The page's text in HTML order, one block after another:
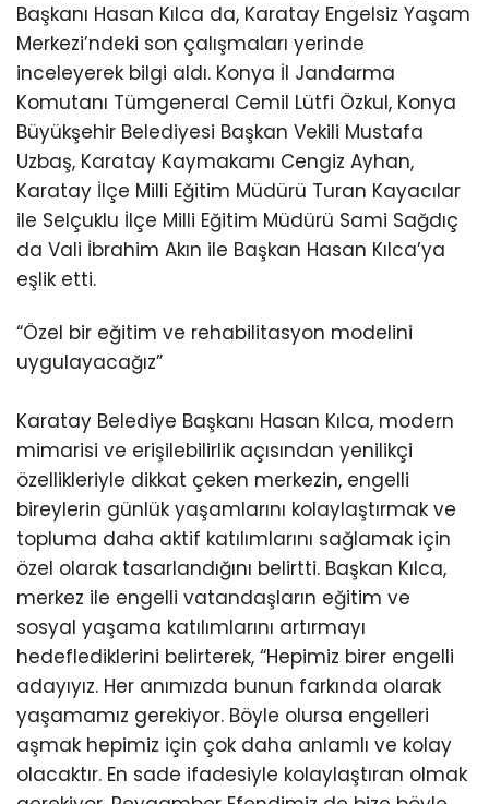
Başkanı Hasan Kılca da, Karatay Engelsiz Yaşam
Merkezi’ndeki son çalışmaları yerinde
inceleyerek bilgi aldı. Konya İl Jandarma
Komutanı Tümgeneral Cemil Lütfi Özkul, Konya
Büyükşehir Belediyesi Başkan Vekili Mustafa
Uzbaş, Karatay Kaymakamı Cengiz Ayhan,
Karatay İlçe Milli Eğitim Müdürü Turan Kayacılar
ile Selçuklu İlçe Milli Eğitim Müdürü Sami Sağdıç
da Vali İbrahim Akın ile Başkan Hasan Kılca’ya
eşlik etti.
“Özel bir eğitim ve rehabilitasyon modelini
uygulayacağız”
Karatay Belediye Başkanı Hasan Kılca, modern
mimarisi ve erişilebilirlik açısından yenilikçi
özellikleriyle dikkat çeken merkezin, engelli
bireylerin günlük yaşamlarını kolaylaştırmak ve
topluma daha aktif katılımlarını sağlamak için
özel olarak tasarlandığını belirtti. Başkan Kılca,
merkez ile engelli vatandaşların eğitim ve
sosyal yaşama katılımlarını artırmayı
hedeflediklerini belirterek, “Hepimiz birer engelli
adayıyız. Her anımızda bunun farkında olarak
yaşamamız gerekiyor. Böyle olursa engelleri
aşmak hepimiz için çok daha anlamlı ve kolay
olacaktır. En sade ifadesiyle kolaylaştıran olmak